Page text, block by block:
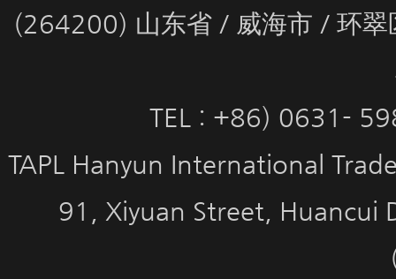
(264200) 山东省 / 威海市 / 环
TEL : +86) 0631-
TAPL Hanyun International
91, Xiyuan Street, Huancui